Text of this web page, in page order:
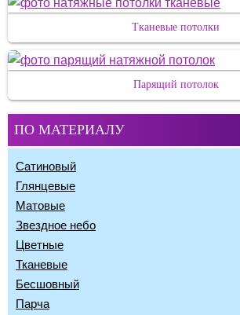
Тканевые потолки
Парящий потолок
ПО МАТЕРИАЛУ
Сатиновый
Глянцевые
Матовые
Звездное небо
Цветные
Тканевые
Бесшовный
Парча